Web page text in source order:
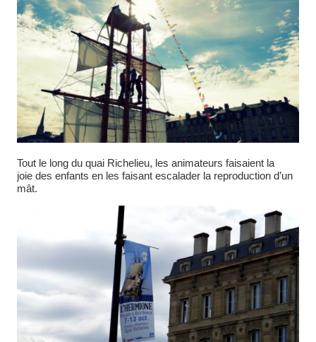
Tout le long du quai Richelieu, les animateurs faisaient la
joie des enfants en les faisant escalader la reproduction d’un
mât.